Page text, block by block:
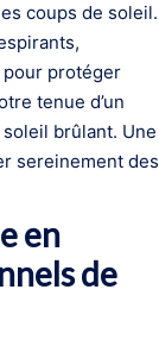
coups de soleil.
protéger
tenue d’un
brûlant. Une
sereinement des
en
de